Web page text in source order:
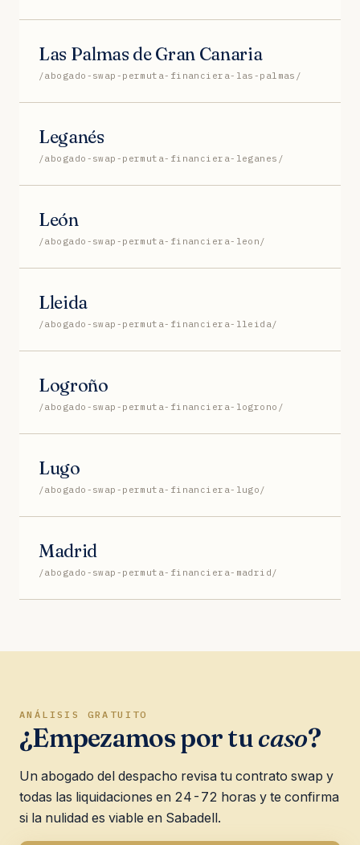
Las Palmas de Gran Canaria
/abogado-swap-permuta-financiera-las-palmas/
Leganés
/abogado-swap-permuta-financiera-leganes/
León
/abogado-swap-permuta-financiera-leon/
Lleida
/abogado-swap-permuta-financiera-lleida/
Logroño
/abogado-swap-permuta-financiera-logrono/
Lugo
/abogado-swap-permuta-financiera-lugo/
Madrid
/abogado-swap-permuta-financiera-madrid/
ANÁLISIS GRATUITO
¿Empezamos por tucaso?
Un abogado del despacho revisa tu contrato swap y
todas las liquidaciones en 24-72 horas y te confirma
si la nulidad es viable en Sabadell.